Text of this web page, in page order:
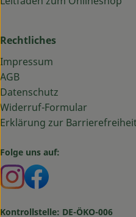
Rechtliches
Impressum
AGB
Datenschutz
Widerruf-Formular
Erklärung zur
Folge uns auf:
Externer Link zu
Externer Link zu
Kontrollstelle: DE-ÖKO-006